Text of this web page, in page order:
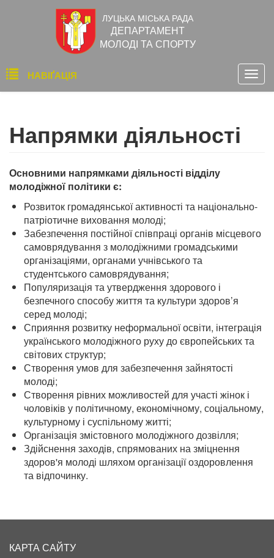
ЛУЦЬКА МІСЬКА РАДА
ДЕПАРТАМЕНТ
МОЛОДІ ТА СПОРТУ
Основна
навіґація
НАВІҐАЦІЯ
Напрямки діяльності
Основними напрямками діяльності відділу
молодіжної політики є:
Розвиток громадянської активності та національно-
патріотичне виховання молоді;
Забезпечення постійної співпраці органів місцевого
самоврядування з молодіжними громадськими
організаціями, органами учнівського та
студентського самоврядування;
Популяризація та утвердження здорового і
безпечного способу життя та культури здоров’я
серед молоді;
Сприяння розвитку неформальної освіти, інтеграція
українського молодіжного руху до європейських та
світових структур;
Створення умов для забезпечення зайнятості
молоді;
Створення рівних можливостей для участі жінок і
чоловіків у політичному, економічному, соціальному,
культурному і суспільному житті;
Організація змістовного молодіжного дозвілля;
Здійснення заходів, спрямованих на зміцнення
здоров'я молоді шляхом організації оздоровлення
та відпочинку.
КАРТА САЙТУ